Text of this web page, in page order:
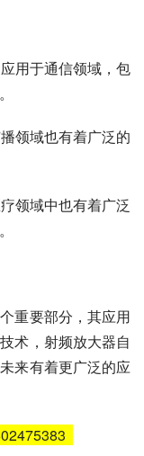
用于通信领域，包
领域也有着广泛的
领域中也有着广泛
重要部分，其应用
术，射频放大器自
来有着更广泛的应